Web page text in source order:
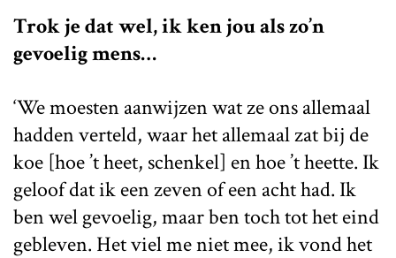
Trok je dat wel, ik ken jou als zo’n
gevoelig mens…
‘We moesten aanwijzen wat ze ons allemaal
hadden verteld, waar het allemaal zat bij de
koe [hoe ’t heet, schenkel] en hoe ’t heette. Ik
geloof dat ik een zeven of een acht had. Ik
ben wel gevoelig, maar ben toch tot het eind
gebleven. Het viel me niet mee, ik vond het